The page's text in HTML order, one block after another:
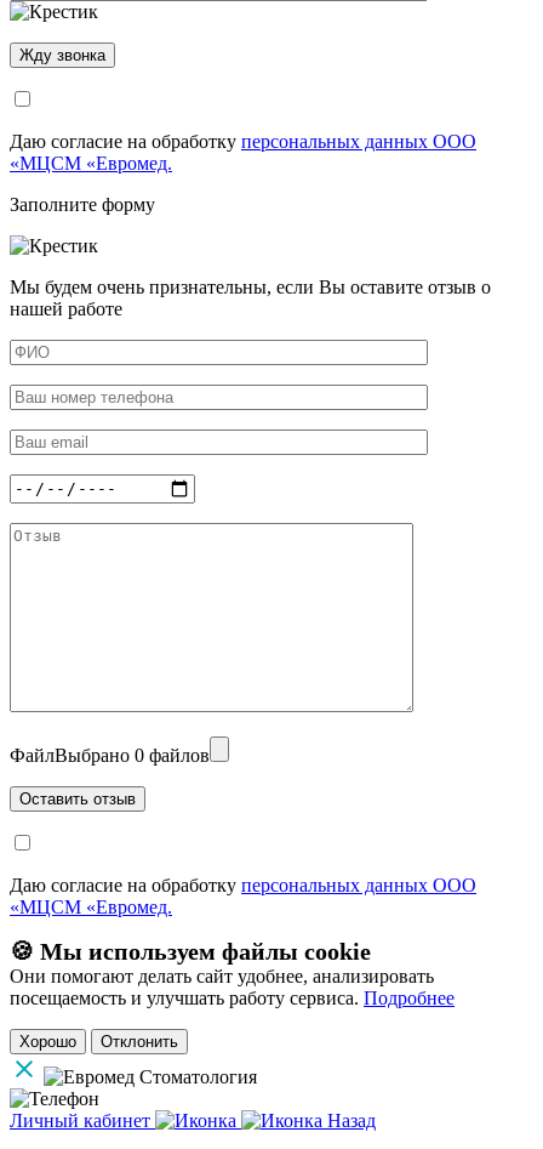
Даю согласие на обработку персональных данных ООО
«МЦСМ «Евромед.
Заполните форму
Мы будем очень признательны, если Вы оставите отзыв о
нашей работе
ФайлВыбрано 0 файлов
Даю согласие на обработку персональных данных ООО
«МЦСМ «Евромед.
🍪 Мы используем файлы cookie
Они помогают делать сайт удобнее, анализировать
посещаемость и улучшать работу сервиса. Подробнее
Хорошо Отклонить
Личный кабинет
Назад